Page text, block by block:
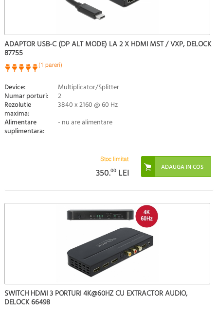
ADAPTOR USB-C (DP ALT MODE) LA 2 X HDMI MST / VXP, DELOCK
87755
(1 pareri)
Device: Multiplicator/Splitter
Numar porturi: 2
Rezolutie
maxima:
3840 x 2160 @ 60 Hz
Alimentare
suplimentara:
- nu are alimentare
Stoc limitat
350.00 LEI
SWITCH HDMI 3 PORTURI 4K@60HZ CU EXTRACTOR AUDIO,
DELOCK 66498